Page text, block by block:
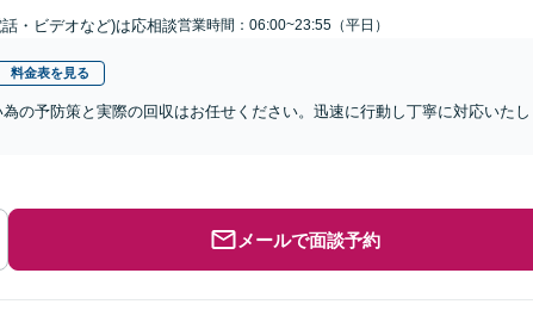
・ビデオなど)は応相談営業時間：06:00~23:55（平日）
料金表を見る
の予防策と実際の回収はお任せください。迅速に行動し丁寧に対応いたし
メールで面談予約